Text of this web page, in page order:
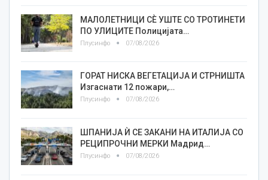
МАЛОЛЕТНИЦИ СÈ УШТЕ СО ТРОТИНЕТИ
ПО УЛИЦИТЕ Полицијата…
Плусинфо 07/08/2026
ГОРАТ НИСКА ВЕГЕТАЦИЈА И СТРНИШТА
Изгаснати 12 пожари,…
Плусинфо 07/08/2026
ШПАНИЈА Ѝ СЕ ЗАКАНИ НА ИТАЛИЈА СО
РЕЦИПРОЧНИ МЕРКИ Мадрид…
Плусинфо 07/08/2026